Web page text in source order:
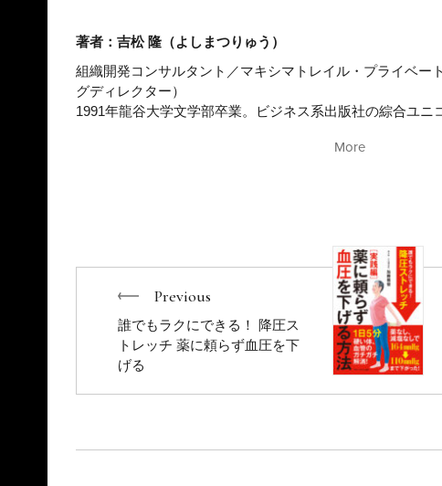
著者：吉松 隆（よしまつりゅう）
組織開発コンサルタント／マキシマトレイル・プライベー
グディレクター）
1991年龍谷大学文学部卒業。ビジネス系出版社の綜合ユニ
ンド社で教育研修・経営コンサルティング事業を立ち上げ
ては、財務会計と管理会計を一体的に理解し、日々の業務
現場のリーダー層に対してはアクションラーニングの手法
ショップ形式・ビジネスゲームのファシリテーションを得
ら現職。働き方改革の基本コンセプトとして、ピーター・
自己統制によるマネジメント」を普及させるべく、「経営
に考え抜くことを推奨している。
年）『ビジネスパーソンのためのスウェーデン式会計力の
More
Previous
誰でもラクにできる！ 降圧ス
トレッチ 薬に頼らず血圧を下
げる